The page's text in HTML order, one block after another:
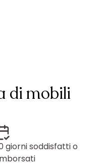
di mobili
giorni soddisfatti o